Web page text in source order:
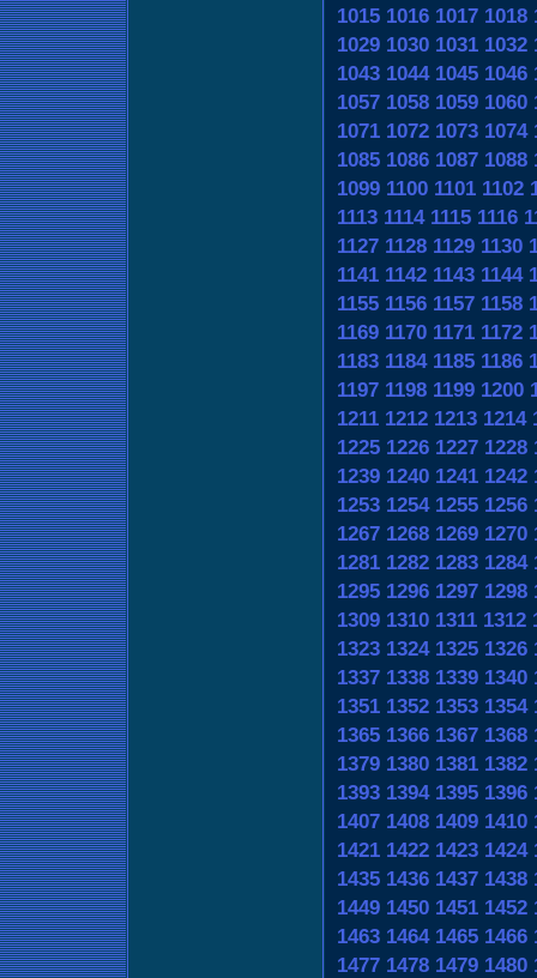
1015 1016 1017 1018
1029 1030 1031 1032
1043 1044 1045 1046
1057 1058 1059 1060
1071 1072 1073 1074
1085 1086 1087 1088
1099 1100 1101 1102
1113 1114 1115 1116
1127 1128 1129 1130
1141 1142 1143 1144
1155 1156 1157 1158
1169 1170 1171 1172
1183 1184 1185 1186
1197 1198 1199 1200
1211 1212 1213 1214
1225 1226 1227 1228
1239 1240 1241 1242
1253 1254 1255 1256
1267 1268 1269 1270
1281 1282 1283 1284
1295 1296 1297 1298
1309 1310 1311 1312
1323 1324 1325 1326
1337 1338 1339 1340
1351 1352 1353 1354
1365 1366 1367 1368
1379 1380 1381 1382
1393 1394 1395 1396
1407 1408 1409 1410
1421 1422 1423 1424
1435 1436 1437 1438
1449 1450 1451 1452
1463 1464 1465 1466
1477 1478 1479 1480